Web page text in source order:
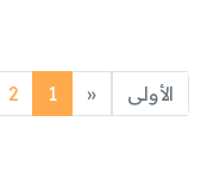
الأولى «
Previous
1
2